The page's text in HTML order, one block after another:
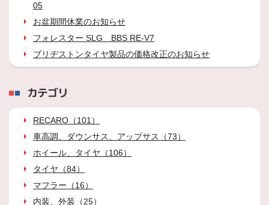
05
お盆期間休業のお知らせ
フォレスター SLG BBS RE-V7
ブリヂストンタイヤ製品の価格改正のお知らせ
カテゴリ
RECARO（101）
車高調、ダウンサス、アップサス（73）
ホイール、タイヤ（106）
タイヤ（84）
マフラー（16）
内装、外装（25）